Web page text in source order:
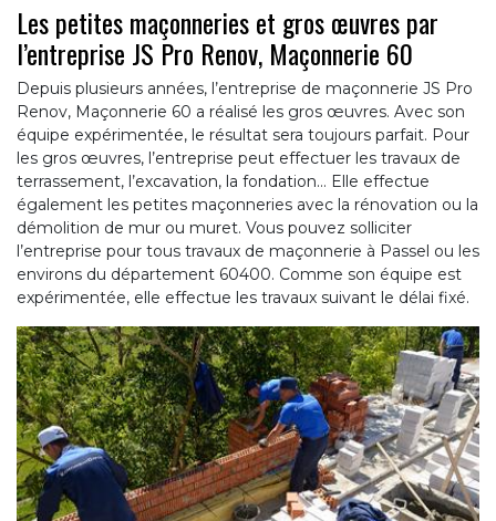
Les petites maçonneries et gros œuvres par
l’entreprise JS Pro Renov, Maçonnerie 60
Depuis plusieurs années, l’entreprise de maçonnerie JS Pro
Renov, Maçonnerie 60 a réalisé les gros œuvres. Avec son
équipe expérimentée, le résultat sera toujours parfait. Pour
les gros œuvres, l’entreprise peut effectuer les travaux de
terrassement, l’excavation, la fondation… Elle effectue
également les petites maçonneries avec la rénovation ou la
démolition de mur ou muret. Vous pouvez solliciter
l’entreprise pour tous travaux de maçonnerie à Passel ou les
environs du département 60400. Comme son équipe est
expérimentée, elle effectue les travaux suivant le délai fixé.